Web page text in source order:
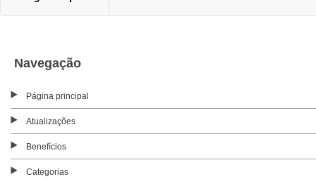
Navegação
Página principal
Atualizações
Benefícios
Categorias